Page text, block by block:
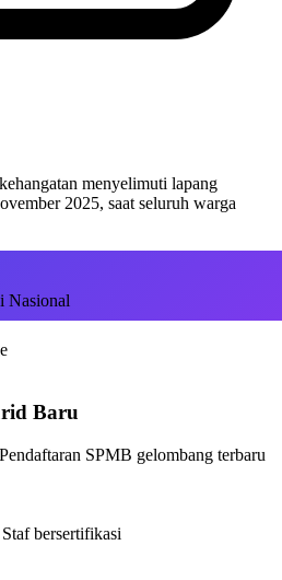
menyelimuti lapang
2025, saat seluruh warga
Nasional
Baru
SPMB gelombang terbaru
bersertifikasi